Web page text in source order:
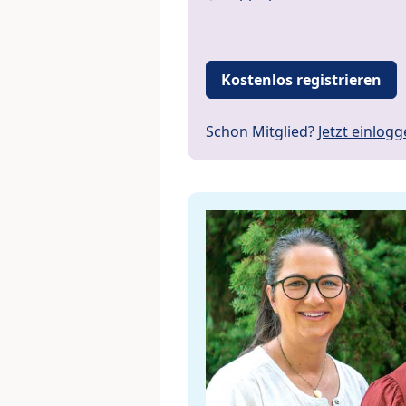
Kostenlos registrieren
Schon Mitglied? Jetzt